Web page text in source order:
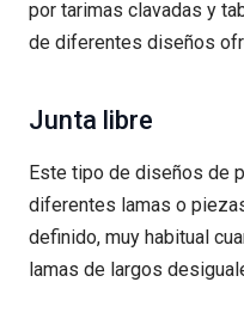
por tarimas clavadas y
de diferentes diseños
Junta libre
Este tipo de diseños de
diferentes lamas o
definido, muy habitual
lamas de largos